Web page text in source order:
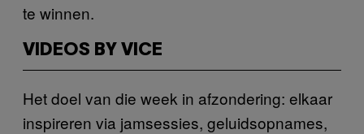
te winnen.
VIDEOS BY VICE
Het doel van die week in afzondering: elkaar
inspireren via jamsessies, geluidsopnames,